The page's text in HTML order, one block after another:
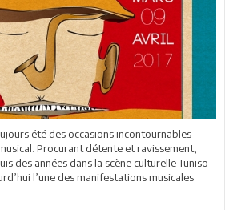
été des occasions incontournables
Procurant détente et ravissement,
des années dans la scène culturelle Tuniso-
l’une des manifestations musicales